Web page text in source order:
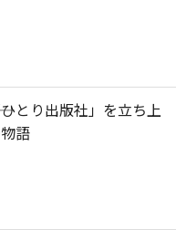
ひとり出版社」を立ち上
語